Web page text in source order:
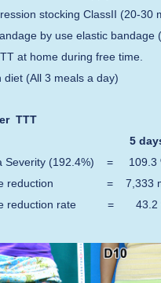
stocking ClassII (20-30
by use elastic bandage
at home during free time.
(All 3 meals a day)
TTT
10
Severity
reduction = 7,333
reduction rate